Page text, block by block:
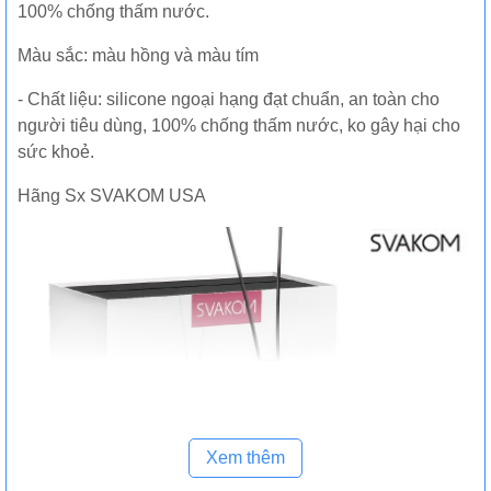
100% chống thấm nước.
Màu sắc: màu hồng và màu tím
- Chất liệu: silicone ngoại hạng đạt chuẩn, an toàn cho
người tiêu dùng, 100% chống thấm nước, ko gây hại cho
sức khoẻ.
Hãng Sx SVAKOM USA
Xem thêm